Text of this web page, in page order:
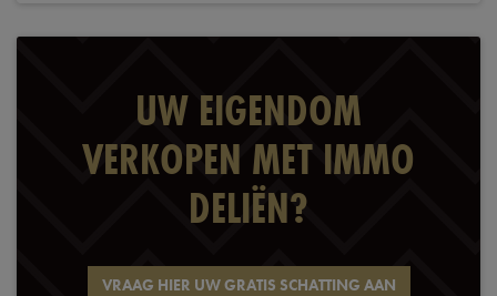
UW EIGENDOM
VERKOPEN MET IMMO
DELIËN?
VRAAG HIER UW GRATIS SCHATTING AAN